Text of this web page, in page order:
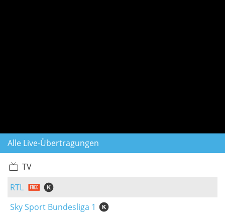
Alle Live-Übertragungen
TV
RTL
Sky Sport Bundesliga 1